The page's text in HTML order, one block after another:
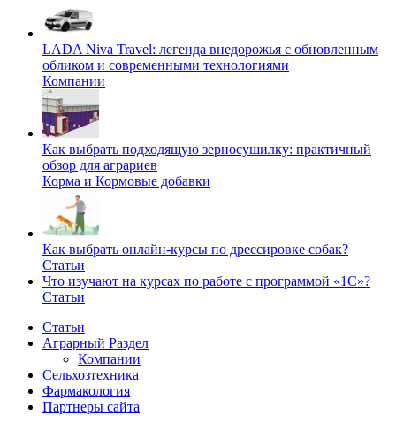
LADA Niva Travel: легенда внедорожья с обновленным
обликом и современными технологиями
Компании
Как выбрать подходящую зерносушилку: практичный
обзор для аграриев
Корма и Кормовые добавки
Как выбрать онлайн-курсы по дрессировке собак?
Статьи
Что изучают на курсах по работе с программой «1С»?
Статьи
Статьи
Аграрный Раздел
Компании
Сельхозтехника
Фармакология
Партнеры сайта